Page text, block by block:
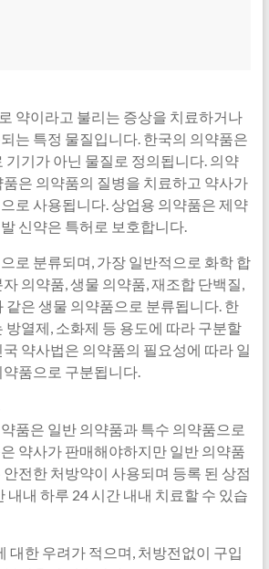
약이라고 불리는 증상을 치료하거나
는 특정 물질입니다. 한국의 의약품은
기기가 아닌 물질로 정의됩니다. 의약
은 의약품의 질병을 치료하고 약사가
로 사용됩니다. 상업용 의약품은 제약
신약은 특허로 보호합니다.
로 분류되며, 가장 일반적으로 화학 합
의약품, 생물 의약품, 재조합 단백질,
같은 생물 의약품으로 분류됩니다. 한
방열제, 소화제 등 용도에 따라 구분할
약사법은 의약품의 필요성에 따라 일
품으로 구분됩니다.
품은 일반 의약품과 특수 의약품으로
약사가 판매해야하지만 일반 의약품
전한 처방약이 사용되며 등록 된 상점
내내 하루 24 시간 내내 치료할 수 있습
대한 우려가 적으며, 처방전없이 구입